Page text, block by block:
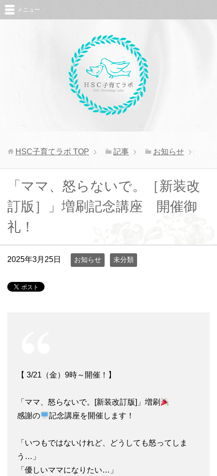
メニュー
HSC子育てラボ TOP 記事 お知らせ
「ママ、怒らないで。［新装改
訂版］」増刷記念講座 開催御
礼！
2025年3月25日 お知らせ 未分類
【 3/21（金）9時～開催！】
「ママ、怒らないで。[新装改訂版]」増刷
感謝の
記念講座を開催します！
「いつもではないけれど、どうしても怒ってしま
う…」
「優しいママになりたい…」